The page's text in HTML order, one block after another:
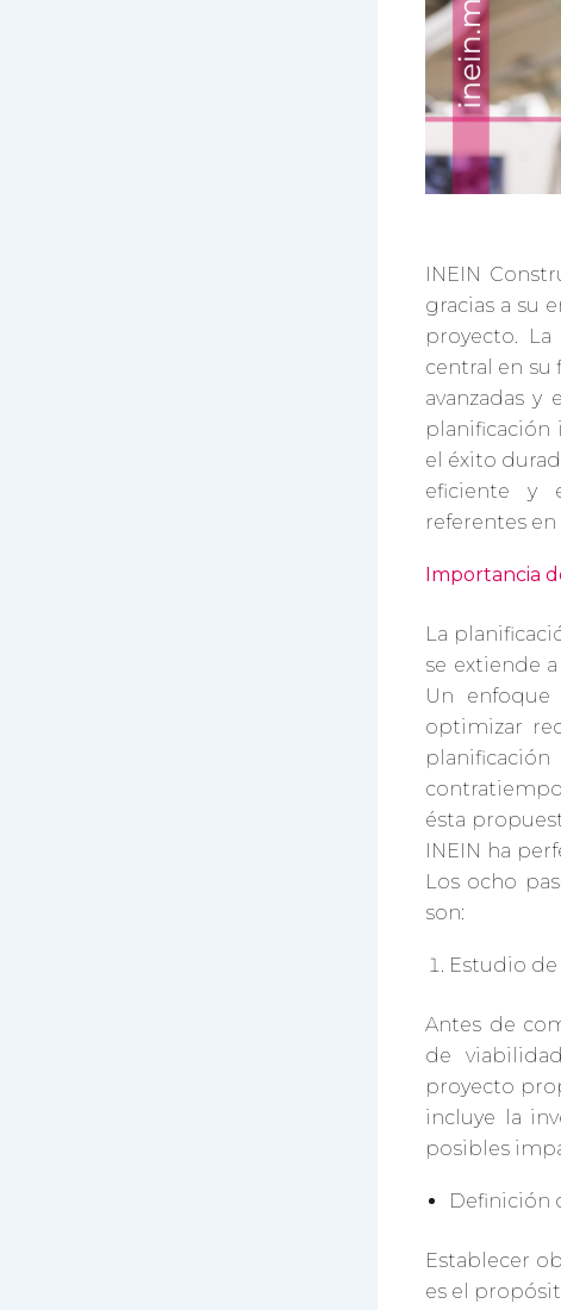
INEIN
gracias a su
proyecto.
central en su
avanzadas
planificación
el éxito
eficiente y
referentes
Importancia
La
se extiende
Un
optimizar
ésta
INEIN ha
Los ocho
son:
Estudio
Antes de
de
proyecto
incluye la
posibles
Definición
Establecer
es el